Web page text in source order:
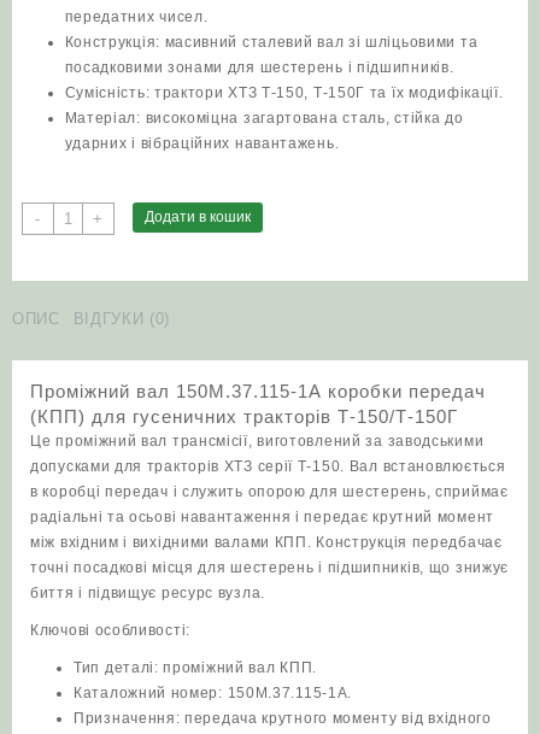
передатних чисел.
Конструкція: масивний сталевий вал зі шліцьовими та
посадковими зонами для шестерень і підшипників.
Сумісність: трактори ХТЗ Т‑150, Т‑150Г та їх модифікації.
Матеріал: високоміцна загартована сталь, стійка до
ударних і вібраційних навантажень.
-
Проміжний
вал
коробки
для
гусеничних
тракторів
Т‑150/
Т‑150Г
кількість
+ Додати в кошик
ОПИС ВІДГУКИ (0)
Проміжний вал 150М.37.115-1А коробки передач
(КПП) для гусеничних тракторів Т‑150/Т‑150Г
Це проміжний вал трансмісії, виготовлений за заводськими
допусками для тракторів ХТЗ серії Т‑150. Вал встановлюється
в коробці передач і служить опорою для шестерень, сприймає
радіальні та осьові навантаження і передає крутний момент
між вхідним і вихідними валами КПП. Конструкція передбачає
точні посадкові місця для шестерень і підшипників, що знижує
биття і підвищує ресурс вузла.
Ключові особливості:
Тип деталі: проміжний вал КПП.
Каталожний номер: 150М.37.115-1А.
Призначення: передача крутного моменту від вхідного